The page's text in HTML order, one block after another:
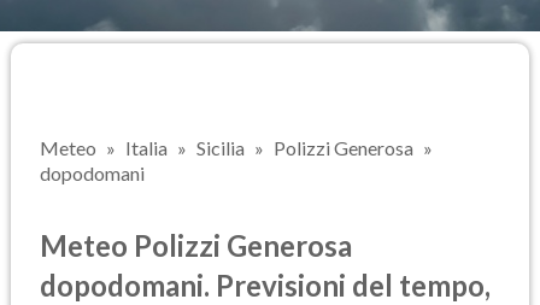
Meteo Italia Sicilia
Polizzi Generosa
dopodomani
Meteo Polizzi Generosa
dopodomani. Previsioni del tempo,